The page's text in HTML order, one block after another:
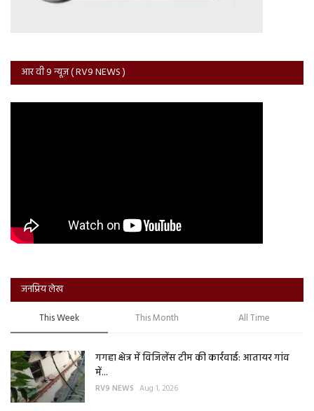
आर वी 9 न्यूज़ ( RV9 NEWS )
जनप्रिय लेख
This Week This Month All Time
गगहा क्षेत्र में विजिलेंस टीम की कार्रवाई: आतायर गांव
में...
RV9 NEWS Aug 1, 2026